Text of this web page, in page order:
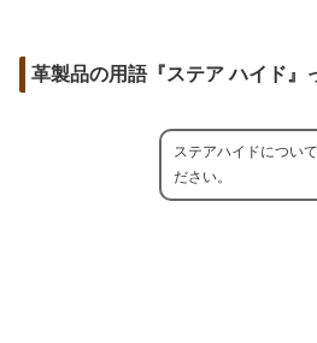
革製品の用語『ステア ハイド』
ステアハイドについ
ださい。